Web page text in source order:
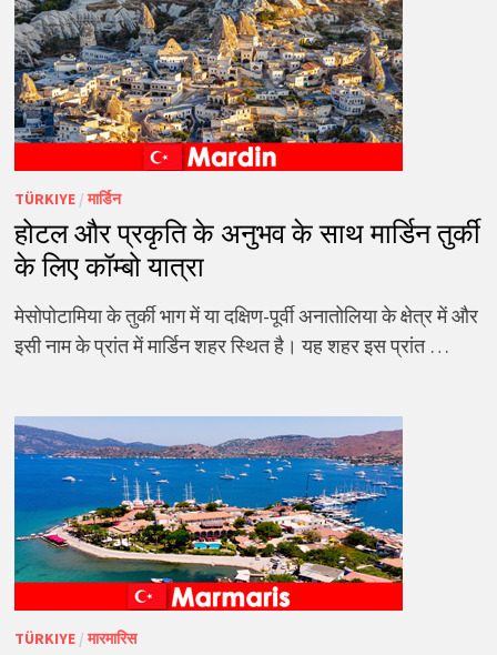
TÜRKIYE/मार्डिन
होटल और प्रकृति के अनुभव के साथ मार्डिन तुर्की
के लिए कॉम्बो यात्रा
मेसोपोटामिया के तुर्की भाग में या दक्षिण-पूर्वी अनातोलिया के क्षेत्र में और
इसी नाम के प्रांत में मार्डिन शहर स्थित है। यह शहर इस प्रांत …
TÜRKIYE/मारमारिस